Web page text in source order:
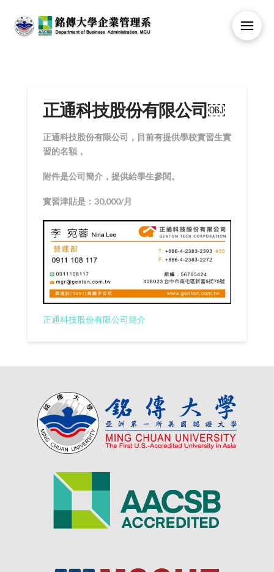
正通科技股份有限公司￼
正通科技股份有限公司，目前有提供學校實習生實
習的名額，
附件是公司簡介，提供給學生參閱。
實習津貼是：30,000/月
正通科技股份有限公司簡介